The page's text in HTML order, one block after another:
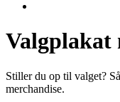
Valgplakat
Stiller du op til valget?
merchandise.